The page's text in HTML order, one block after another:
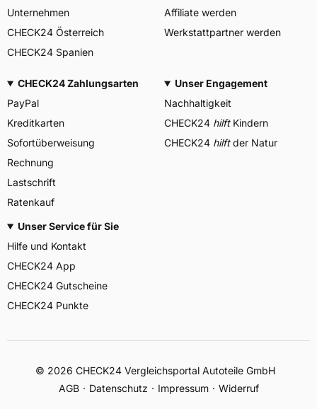
Unternehmen
CHECK24 Österreich
CHECK24 Spanien
Affiliate werden
Werkstattpartner werden
CHECK24 Zahlungsarten
PayPal
Kreditkarten
Sofortüberweisung
Rechnung
Lastschrift
Ratenkauf
Unser Engagement
Nachhaltigkeit
CHECK24 hilftKindern
CHECK24 hilftder Natur
Unser Service für Sie
Hilfe und Kontakt
CHECK24 App
CHECK24 Gutscheine
CHECK24 Punkte
© 2026 CHECK24 Vergleichsportal Autoteile GmbH
AGB
Datenschutz Impressum Widerruf